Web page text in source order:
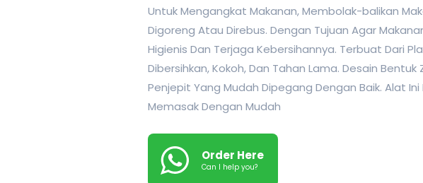
Untuk Mengangkat Makanan, Membolak-balikan
Digoreng Atau Direbus. Dengan Tujuan Agar
Higienis Dan Terjaga Kebersihannya. Terbuat Dari
Dibersihkan, Kokoh, Dan Tahan Lama. Desain Bentuk
Penjepit Yang Mudah Dipegang Dengan Baik. Alat
Memasak Dengan Mudah
Order Here
Can I help you?